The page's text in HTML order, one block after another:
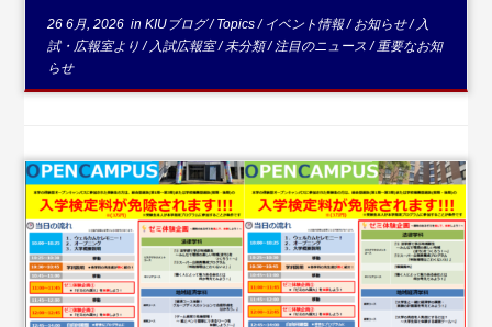
26 6月, 2026 inKIUブログ/Topics/ イベント情報/お知らせ/ 入
試・広報室より/ 入試広報室/未分類/注目のニュース/重要なお知
らせ
...続きを読む